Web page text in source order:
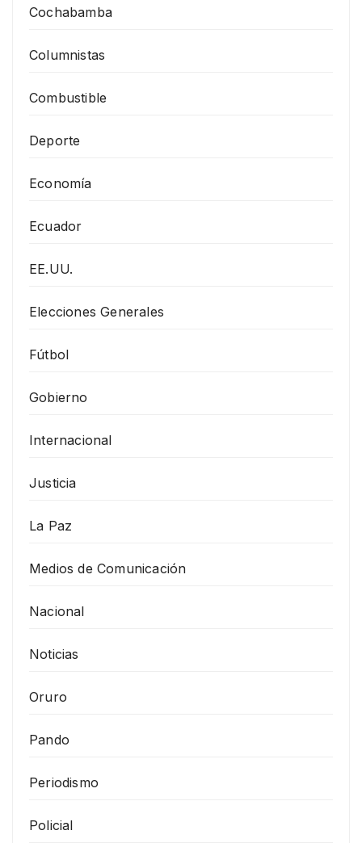
Cochabamba
Columnistas
Combustible
Deporte
Economía
Ecuador
EE.UU.
Elecciones Generales
Fútbol
Gobierno
Internacional
Justicia
La Paz
Medios de Comunicación
Nacional
Noticias
Oruro
Pando
Periodismo
Policial